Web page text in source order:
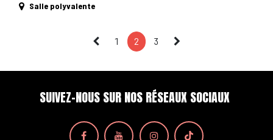
Salle polyvalente
1 2 3
SUIVEZ-NOUS SUR NOS RÉSEAUX SOCIAUX